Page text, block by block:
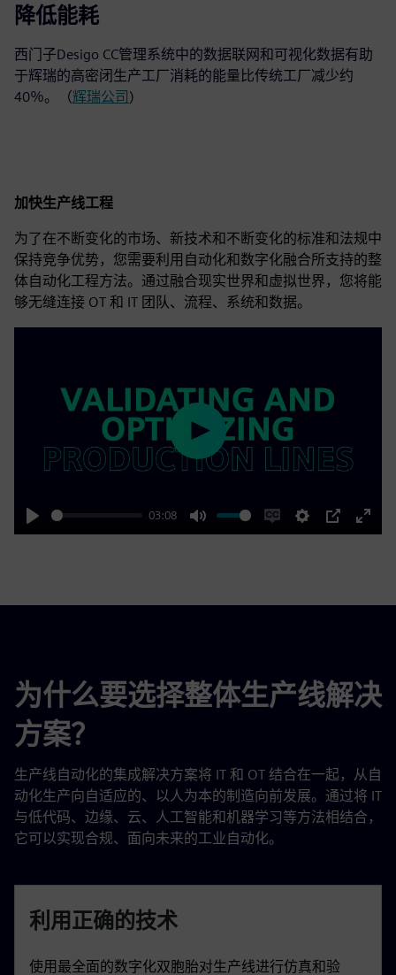
40%
降低能耗
西门子Desigo CC管理系统中的数据联网和可视化数据有助
于辉瑞的高密闭生产工厂消耗的能量比传统工厂减少约
40％。（辉瑞公司 )
加快生产线工程
为了在不断变化的市场、新技术和不断变化的标准和法规中
保持竞争优势，您需要利用自动化和数字化融合所支持的整
体自动化工程方法。通过融合现实世界和虚拟世界，您将能
够无缝连接 OT 和 IT 团队、流程、系统和数据。
Play
03:08
Mute
EnableSettings
PIP
Enter
Play
为什么要选择整体生产线解决
方案？
生产线自动化的集成解决方案将 IT 和 OT 结合在一起，从自
动化生产向自适应的、以人为本的制造向前发展。通过将 IT
与低代码、边缘、云、人工智能和机器学习等方法相结合，
它可以实现合规、面向未来的工业自动化。
利用正确的技术
使用最全面的数字化双胞胎对生产线进行仿真和验